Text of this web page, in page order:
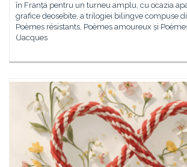
în Franța pentru un turneu amplu, cu ocazia
grafice deosebite, a trilogiei bilingve compuse
Poèmes résistants, Poèmes amoureux și
(Jacques